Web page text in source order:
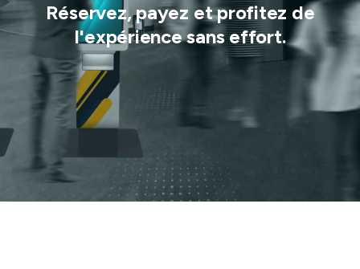
Réservez, payez et profitez de
l'expérience sans effort.